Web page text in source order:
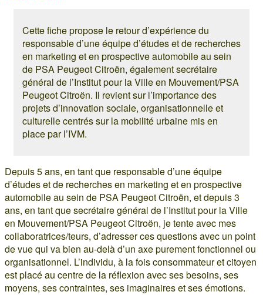
Cette fiche propose le retour d’expérience du
responsable d’une équipe d’études et de recherches
en marketing et en prospective automobile au sein
de PSA Peugeot Citroën, également secrétaire
général de l’Institut pour la Ville en Mouvement/PSA
Peugeot Citroën. Il revient sur l’importance des
projets d’innovation sociale, organisationnelle et
culturelle centrés sur la mobilité urbaine mis en
place par l’IVM.
Depuis 5 ans, en tant que responsable d’une équipe
d’études et de recherches en marketing et en prospective
automobile au sein de PSA Peugeot Citroën, et depuis 3
ans, en tant que secrétaire général de l’Institut pour la Ville
en Mouvement/PSA Peugeot Citroën, je tente avec mes
collaboratrices/teurs, d’adresser ces questions avec un point
de vue qui va bien au-delà d’un axe purement fonctionnel ou
organisationnel. L’individu, à la fois consommateur et citoyen
est placé au centre de la réflexion avec ses besoins, ses
moyens, ses contraintes, ses imaginaires et ses émotions.